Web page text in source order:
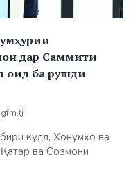
дар Саммити
оид ба рушди
кулл, Хонумҳо ва
ва Созмони